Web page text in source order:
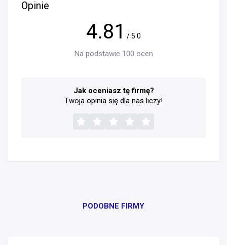
Opinie
4.81 / 5.0
Na podstawie 100 ocen
Jak oceniasz tę firmę?
Twoja opinia się dla nas liczy!
PODOBNE FIRMY